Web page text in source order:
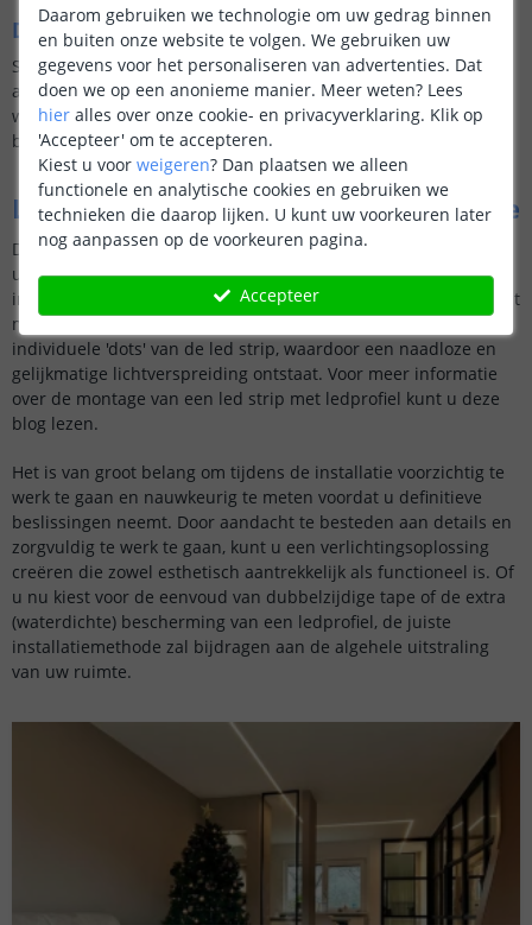
De bediening van de led strips
Sommige led strips kunnen worden bediend met
afstandsbedieningen, smartphone-apps of bijvoorbeeld met
wandbediening. Denk na over hoe en of u de verlichting wilt
bedienen.
Led strips in het plafond: De installatie
De installatie van led strips kan een prachtige manier zijn om
uw ruimte te verlichten en te transformeren. Voor led strip
installatie op het plafond raden wij een ledprofiel aan. Dit biedt
meerdere voordelen, waaronder het verbergen van de
individuele 'dots' van de led strip, waardoor een naadloze en
gelijkmatige lichtverspreiding ontstaat. Voor meer informatie
over de montage van een led strip met ledprofiel kunt u deze
blog lezen.
Het is van groot belang om tijdens de installatie voorzichtig te
werk te gaan en nauwkeurig te meten voordat u definitieve
beslissingen neemt. Door aandacht te besteden aan details en
zorgvuldig te werk te gaan, kunt u een verlichtingsoplossing
creëren die zowel esthetisch aantrekkelijk als functioneel is. Of
u nu kiest voor de eenvoud van dubbelzijdige tape of de extra
(waterdichte) bescherming van een ledprofiel, de juiste
installatiemethode zal bijdragen aan de algehele uitstraling
van uw ruimte.
Daarom gebruiken we technologie om uw gedrag binnen
en buiten onze website te volgen. We gebruiken uw
gegevens voor het personaliseren van advertenties. Dat
doen we op een anonieme manier. Meer weten? Lees
hier alles over onze cookie- en privacyverklaring. Klik op
'Accepteer' om te accepteren.
Kiest u voor weigeren? Dan plaatsen we alleen
functionele en analytische cookies en gebruiken we
technieken die daarop lijken. U kunt uw voorkeuren later
nog aanpassen op de voorkeuren pagina.
Accepteer